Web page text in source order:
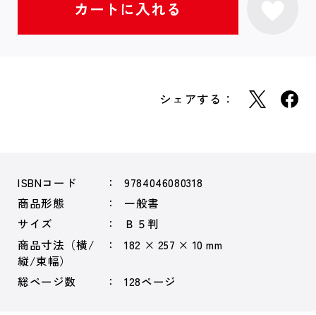
シェアする：
ISBNコード
9784046080318
商品形態
一般書
サイズ
Ｂ５判
商品寸法（横/
縦/束幅）
182 × 257 × 10 mm
総ページ数 128ページ